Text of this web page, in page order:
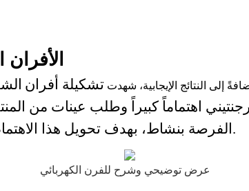
الأفران
إلى النتائج الإيجابية، شهدتتشكيلة أفران
أرجنتيني اهتماماً كبيراً وطلب عينات من
الفرصة بنشاط، بهدف تحويل هذا الاهتمام الأولي القوي إلى شراكة مؤكدة في المستقبل القريب.
عرض توضيحي وشرح للفرن الكهربائي